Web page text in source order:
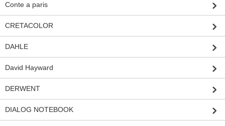
Conte a paris
CRETACOLOR
DAHLE
David Hayward
DERWENT
DIALOG NOTEBOOK